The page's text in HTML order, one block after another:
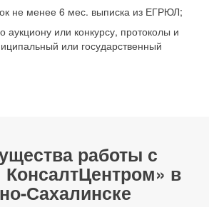
не менее 6 мес. выписка из ЕГРЮЛ;
аукциону или конкурсу, протоколы и
или государственный
работы с
в
Сахалинске